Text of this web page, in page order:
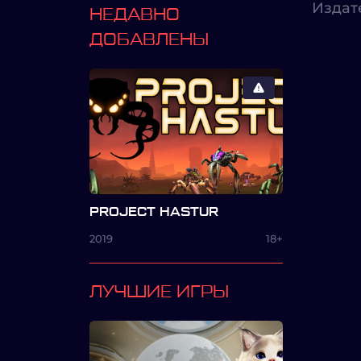
НЕДАВНО
ДОБАВЛЕНЫ
PROJECT HASTUR
2019 18+
ЛУЧШИЕ ИГРЫ